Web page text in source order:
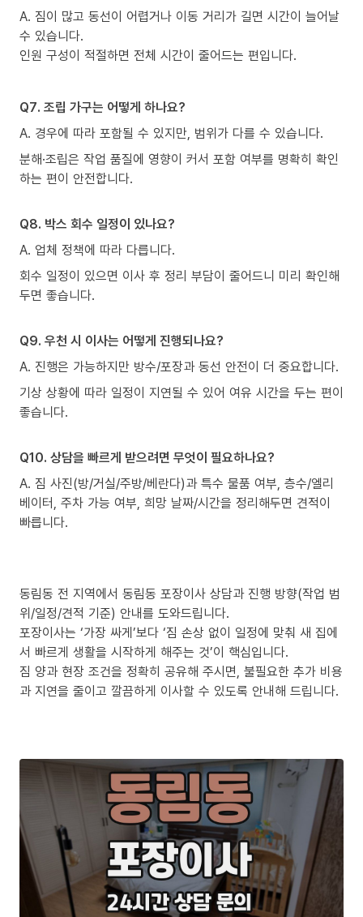
A. 짐이 많고 동선이 어렵거나 이동 거리가 길면 시간이 늘어날
수 있습니다.
인원 구성이 적절하면 전체 시간이 줄어드는 편입니다.
Q7. 조립 가구는 어떻게 하나요?
A. 경우에 따라 포함될 수 있지만, 범위가 다를 수 있습니다.
분해·조립은 작업 품질에 영향이 커서 포함 여부를 명확히 확인
하는 편이 안전합니다.
Q8. 박스 회수 일정이 있나요?
A. 업체 정책에 따라 다릅니다.
회수 일정이 있으면 이사 후 정리 부담이 줄어드니 미리 확인해
두면 좋습니다.
Q9. 우천 시 이사는 어떻게 진행되나요?
A. 진행은 가능하지만 방수/포장과 동선 안전이 더 중요합니다.
기상 상황에 따라 일정이 지연될 수 있어 여유 시간을 두는 편이
좋습니다.
Q10. 상담을 빠르게 받으려면 무엇이 필요하나요?
A. 짐 사진(방/거실/주방/베란다)과 특수 물품 여부, 층수/엘리
베이터, 주차 가능 여부, 희망 날짜/시간을 정리해두면 견적이
빠릅니다.
동림동 전 지역에서 동림동 포장이사 상담과 진행 방향(작업 범
위/일정/견적 기준) 안내를 도와드립니다.
포장이사는 ‘가장 싸게’보다 ‘짐 손상 없이 일정에 맞춰 새 집에
서 빠르게 생활을 시작하게 해주는 것’이 핵심입니다.
짐 양과 현장 조건을 정확히 공유해 주시면, 불필요한 추가 비용
과 지연을 줄이고 깔끔하게 이사할 수 있도록 안내해 드립니다.